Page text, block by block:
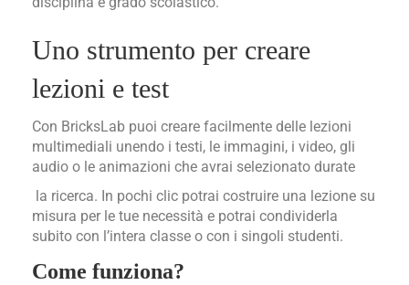
Uno strumento per creare
lezioni e test
Con BricksLab puoi creare facilmente delle lezioni
multimediali unendo i testi, le immagini, i video, gli
audio o le animazioni che avrai selezionato durate
la ricerca. In pochi clic potrai costruire una lezione su
misura per le tue necessità e potrai condividerla
subito con l’intera classe o con i singoli studenti.
Come funziona?